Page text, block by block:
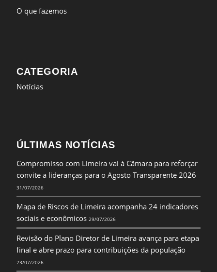
O que fazemos
CATEGORIA
Notícias
ÚLTIMAS NOTÍCIAS
Compromisso com Limeira vai à Câmara para reforçar
convite a lideranças para o Agosto Transparente 2026
31/07/2026
Mapa de Riscos de Limeira acompanha 24 indicadores
sociais e econômicos 29/07/2026
Revisão do Plano Diretor de Limeira avança para etapa
final e abre prazo para contribuições da população
23/07/2026